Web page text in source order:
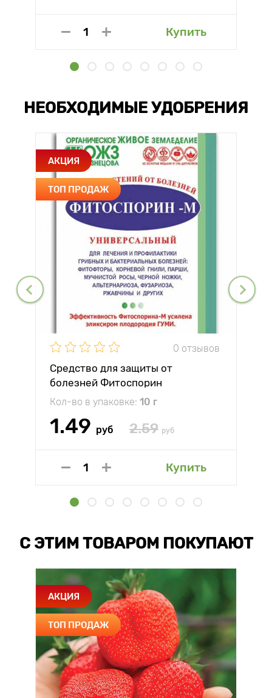
Купить
НЕОБХОДИМЫЕ УДОБРЕНИЯ
АКЦИЯ
ТОП ПРОДАЖ
0 отзывов
Средство для защиты от
болезней Фитоспорин
Кол-во в упаковке: 10 г
1.49 руб 2.59 руб
Купить
С ЭТИМ ТОВАРОМ ПОКУПАЮТ
АКЦИЯ
ТОП ПРОДАЖ